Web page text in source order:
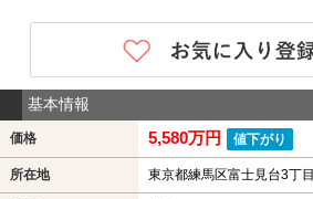
基本情報
価格 5,580万円 値下がり
所在地 東京都練馬区富士見台3丁目